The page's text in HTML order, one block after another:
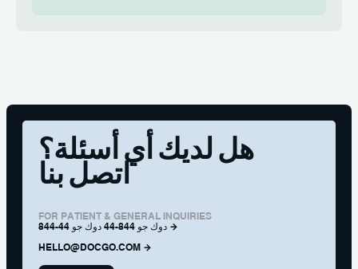
هل لديك أي أسئلة؟
اتصل بنا
FOR PATIENT & GENERAL INQUIRIES
844-44 دوك جو 844-44 دوك جو
HELLO@DOCGO.COM